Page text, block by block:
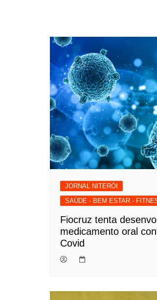
JORNAL NITERÓI
SAÚDE - BEM ESTAR -
Fiocruz tenta
medicamento oral
Covid